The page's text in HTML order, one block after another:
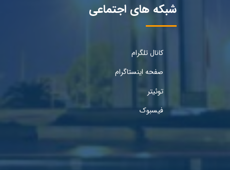
شبکه های اجتماعی
کانال تلگرام
صفحه اینستاگرام
توئیتر
فیسبوک